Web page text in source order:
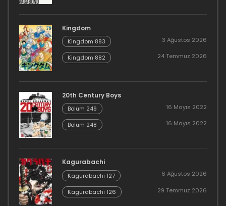
Kingdom
Kingdom 883 3 Ağustos 2026
Kingdom 882 24 Temmuz 2026
20th Century Boys
Bölüm 249 16 Mayıs 2022
Bölüm 248 16 Mayıs 2022
Kagurabachi
Kagurabachi 127 6 Ağustos 2026
Kagurabachi 126 29 Temmuz 2026